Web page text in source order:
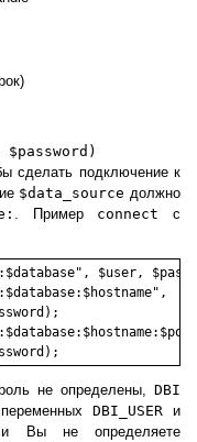
сделать подключение к
$data_source должно
. Пример connect с
$user,
не определены, DBI
DBI_USER и
Вы не определяете